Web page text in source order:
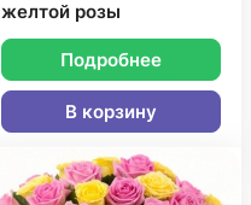
желтой розы
Подробнее
В корзину